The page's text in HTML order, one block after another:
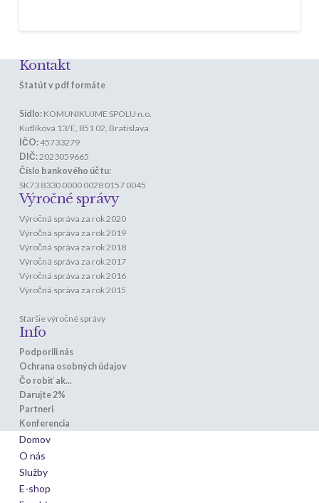
Kontakt
Štatút v pdf formáte
Sídlo: KOMUNIKUJME SPOLU n.o.
Kutlíkova 13/E, 851 02, Bratislava
IČO:45733279
DIČ:2023059665
Číslo bankového účtu:
SK73 8330 0000 0028 0157 0045
Výročné správy
Výročná správa za rok 2020
Výročná správa za rok 2019
Výročná správa za rok 2018
Výročná správa za rok 2017
Výročná správa za rok 2016
Výročná správa za rok 2015
Staršie výročné správy
Info
Podporili nás
Ochrana osobných údajov
Čo robiť ak...
Darujte 2%
Partneri
Konferencia
Domov
O nás
Služby
E-shop